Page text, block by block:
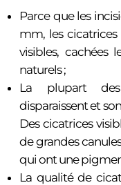
Parce que les
mm, les
visibles, cachées
naturels ;
La plupart
disparaissent et
Des cicatrices
de grandes
qui ont une
La qualité de